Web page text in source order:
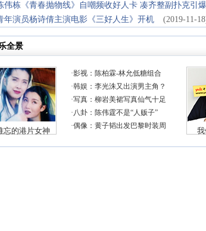
伟栋《青春抛物线》自嘲频收好人卡 凑齐整副扑克引
年演员杨诗倩主演电影《三好人生》开机
(2019-11-